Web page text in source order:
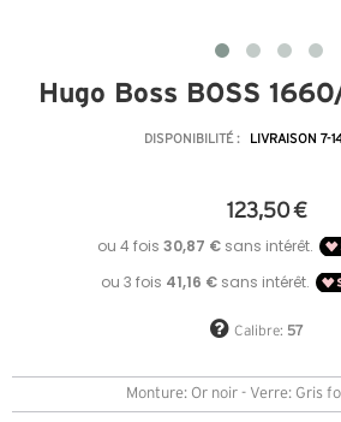
Hugo Boss BOSS
DISPONIBILITÉ : LIVRAISON 7-
123,50 €
Calibre: 57
Monture: Or noir - Verre: Gris